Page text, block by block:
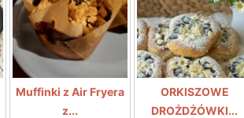
Muffinki z Air Fryera
z...
ORKISZOWE
DROŻDŻÓWKI...